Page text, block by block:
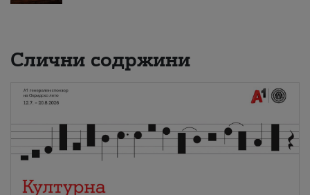
Слични содржини